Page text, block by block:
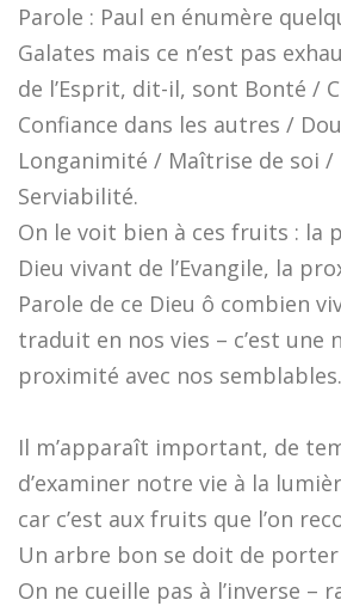
Parole : Paul en énumère
Galates mais ce n’est pas
de l’Esprit, dit-il, sont Bonté /
Confiance dans les autres /
Longanimité / Maîtrise de soi /
Serviabilité.
On le voit bien à ces fruits : la
Dieu vivant de l’Evangile, la
Parole de ce Dieu ô combien
traduit en nos vies – c’est une
proximité avec nos
Il m’apparaît important, de
d’examiner notre vie à la
car c’est aux fruits que l’on
Un arbre bon se doit de
On ne cueille pas à l’inverse –